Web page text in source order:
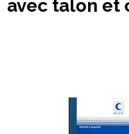
avec talon et